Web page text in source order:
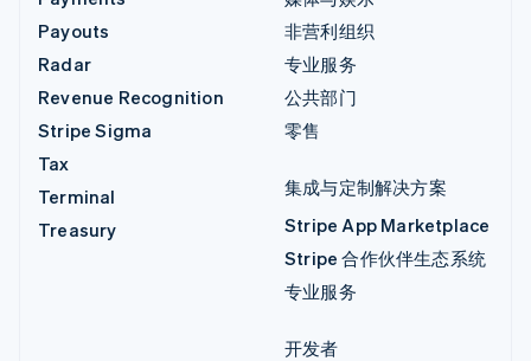
Payouts
Radar
Revenue Recognition
Stripe Sigma
Tax
Terminal
Treasury
非营利组织
专业服务
公共部门
零售
集成与定制解决方案
Stripe App Marketplace
Stripe 合作伙伴生态系统
专业服务
开发者